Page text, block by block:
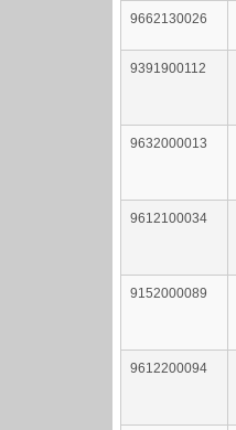
9662130026
9391900112
9632000013
9612100034
9152000089
9612200094